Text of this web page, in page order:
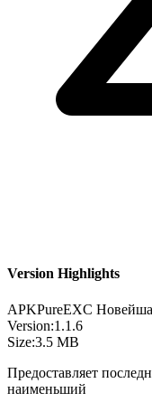
Version Highlights
APKPureEXC
Version:1.1.6
Size:3.5 MB
Предоставляет
наименьший